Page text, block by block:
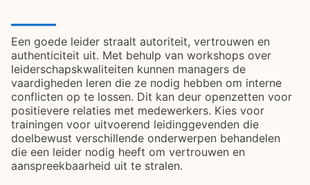
Een goede leider straalt autoriteit, vertrouwen en
authenticiteit uit. Met behulp van workshops over
leiderschapskwaliteiten kunnen managers de
vaardigheden leren die ze nodig hebben om interne
conflicten op te lossen. Dit kan deur openzetten voor
positievere relaties met medewerkers. Kies voor
trainingen voor uitvoerend leidinggevenden die
doelbewust verschillende onderwerpen behandelen
die een leider nodig heeft om vertrouwen en
aanspreekbaarheid uit te stralen.